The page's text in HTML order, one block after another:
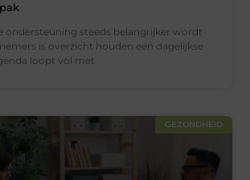
ondersteuning steeds belangrijker wordt
is overzicht houden een dagelijkse
loopt vol met
GEZONDHEID